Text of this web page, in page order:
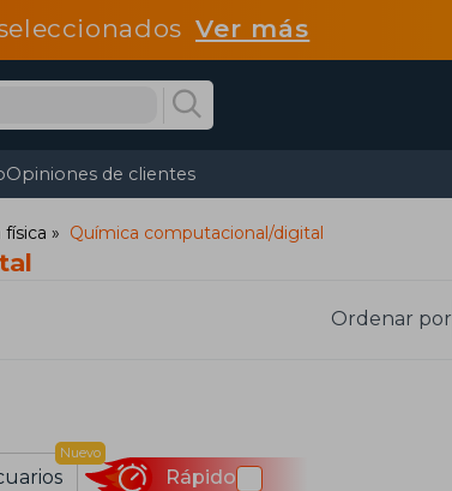
Ver más
Opiniones de clientes
física Química computacional/digital
Ordenar por
Nuevo
Rápido